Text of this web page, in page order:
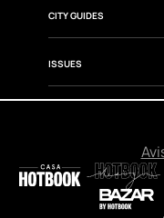
FASHION & BEAUTY